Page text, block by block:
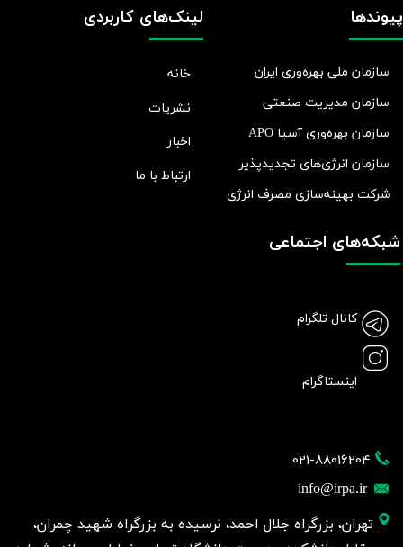
021-88016204
info@irpa.ir
تهران، بزرگراه جلال احمد، نرسیده به بزرگراه شهید چمران،
لینک‌های کاربردی
خانه
نشریات
اخبار
ارتباط با ما
پیوندها
سازمان ملی بهره‌وری ایران
سازمان مدیریت صنعتی
سازمان بهره‌وری آسیا APO
سازمان انرژی‌های تجدیدپذیر
شرکت بهينه‌سازی مصرف انرژی
شبکه‌های اجتماعی
کانال تلگرام
اینستاگرام